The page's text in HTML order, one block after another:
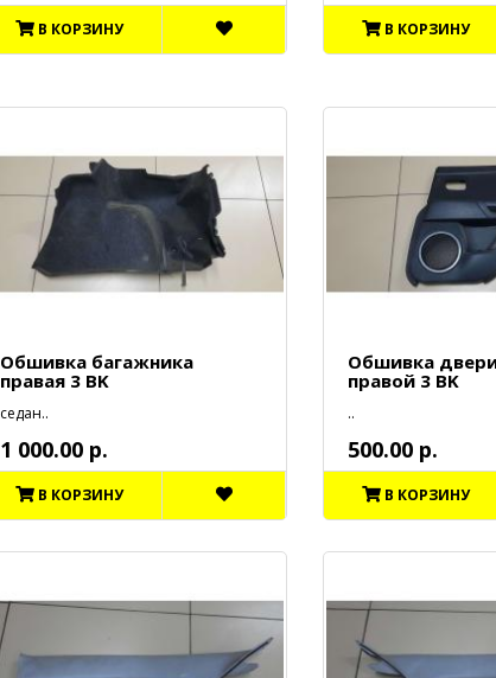
В КОРЗИНУ В КОРЗИНУ
Обшивка багажника
правая 3 BK
седан..
1 000.00 р.
В КОРЗИНУ
Обшивка
правой 3 BK
..
500.00 р.
В КОРЗИНУ